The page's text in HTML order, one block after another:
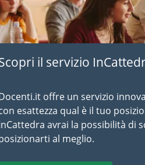
il servizio
offre un servizio
esattezza qual è il tuo
avrai la possibilità di
al meglio.